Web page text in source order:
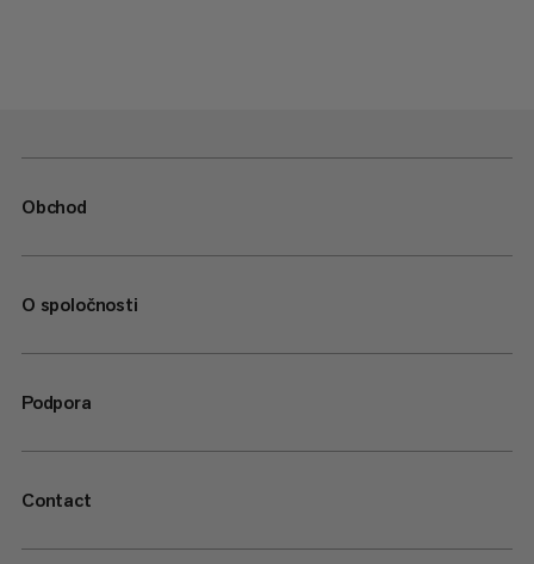
Obchod
O spoločnosti
Podpora
Contact